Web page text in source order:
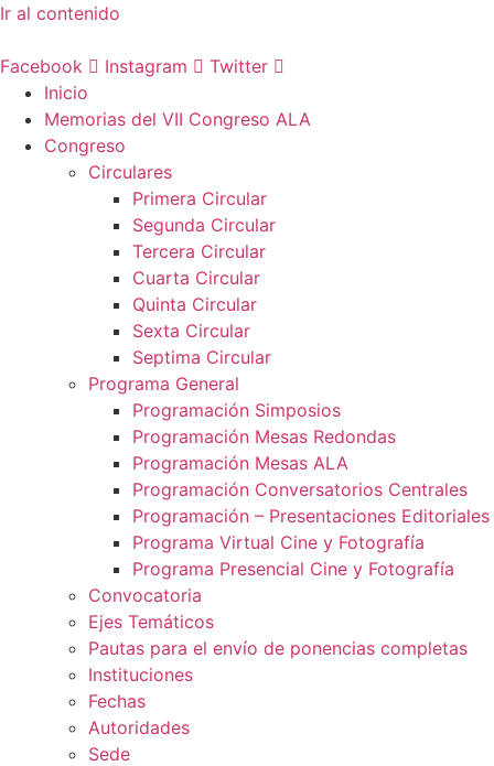
Ir al contenido
Facebook Instagram
Twitter
Inicio
Memorias del VII Congreso ALA
Congreso
Circulares
Primera Circular
Segunda Circular
Tercera Circular
Cuarta Circular
Quinta Circular
Sexta Circular
Septima Circular
Programa General
Programación Simposios
Programación Mesas Redondas
Programación Mesas ALA
Programación Conversatorios Centrales
Programación – Presentaciones Editoriales
Programa Virtual Cine y Fotografía
Programa Presencial Cine y Fotografía
Convocatoria
Ejes Temáticos
Pautas para el envío de ponencias completas
Instituciones
Fechas
Autoridades
Sede